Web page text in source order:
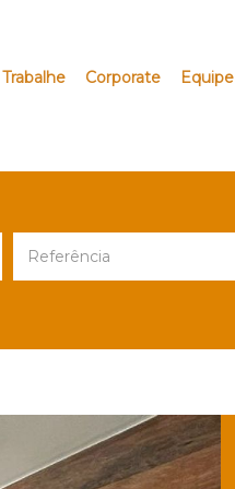
Trabalhe Corporate Equipe
Next